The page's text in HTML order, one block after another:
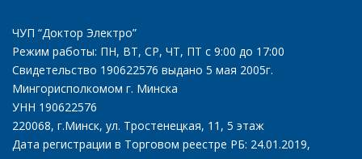
ЧУП “Доктор Электро”
Режим работы: ПН, ВТ, СР, ЧТ, ПТ с 9:00 до 17:00
Свидетельство 190622576 выдано 5 мая 2005г.
Мингорисполкомом г. Минска
УНН 190622576
220068, г.Минск, ул. Тростенецкая, 11, 5 этаж
Дата регистрации в Торговом реестре РБ: 24.01.2019,